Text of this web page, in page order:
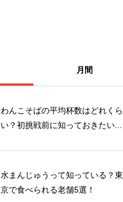
月間
わんこそばの平均杯数はどれくら
い？初挑戦前に知っておきたい...
水まんじゅうって知っている？東
京で食べられる老舗5選！